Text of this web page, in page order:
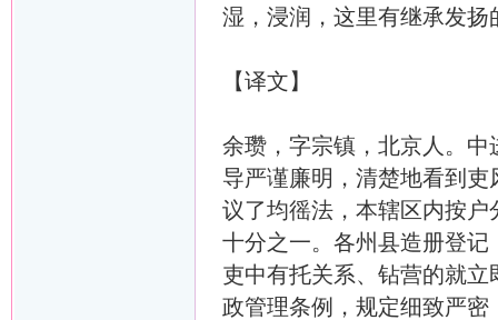
湿，浸润，这里有继承发扬
【译文】
余瓒，字宗镇，北京人。
导严谨廉明，清楚地看到
议了均徭法，本辖区内按
十分之一。各州县造册登
吏中有托关系、钻营的就
政管理条例，规定细致严